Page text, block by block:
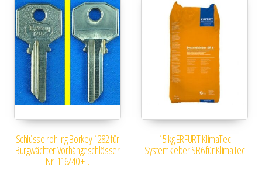
Schlüsselrohling Börkey 1282 für
Burgwächter Vorhängeschlösser
Nr. 116/40 + ..
15 kg ERFURT KlimaTec
Systemkleber SR6 für KlimaTec